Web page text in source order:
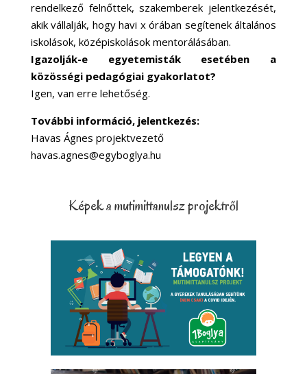
rendelkező felnőttek, szakemberek jelentkezését,
akik vállalják, hogy havi x órában segítenek általános
iskolások, középiskolások mentorálásában.
Igazolják-e egyetemisták esetében a
közösségi pedagógiai gyakorlatot?
Igen, van erre lehetőség.
További információ, jelentkezés:
Havas Ágnes projektvezető
havas.agnes@egyboglya.hu
Képek a mutimittanulsz projektről